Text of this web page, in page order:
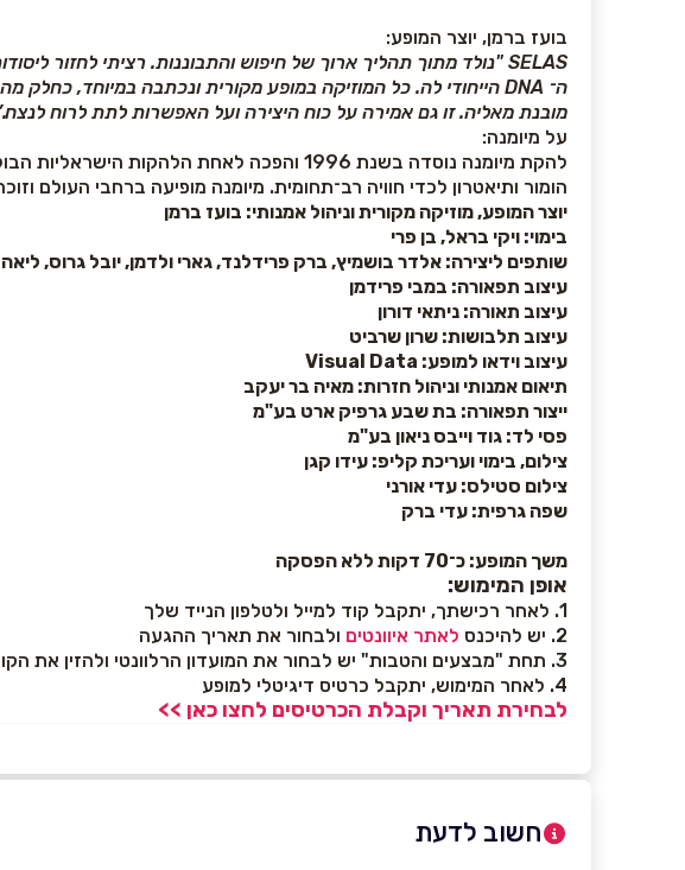
בועז ברמן, יוצר המופע:
SELAS " נולד מתוך תהליך ארוך של חיפוש והתבוננות. רציתי לחזור
ה־ DNA הייחודי לה. כל המוזיקה במופע מקורית ונכתבה במיוחד, כחלק
מובנת מאליה. זו גם אמירה על כוח היצירה ועל האפשרות לתת לרוח לנצח
על מיומנה:
להקת מיומנה נוסדה בשנת 1996 והפכה לאחת
הומור ותיאטרון לכדי חוויה רב־תחומית. מיומנה מופיעה ברחבי
יוצר המופע, מוזיקה מקורית וניהול אמנותי: בועז ברמן
בימוי: ויקי בראל, בן פרי
שותפים ליצירה: אלדר בושמיץ, ברק פרידלנד, גארי ולדמן, יובל גרוס,
עיצוב תפאורה: במבי פרידמן
עיצוב תאורה: ניתאי דורון
עיצוב תלבושות: שרון שרביט
עיצוב וידאו למופע: Visual Data
תיאום אמנותי וניהול חזרות: מאיה בר יעקב
ייצור תפאורה: בת שבע גרפיק ארט בע"מ
פסי לד: גוד וייבס ניאון בע"מ
צילום, בימוי ועריכת קליפ: עידו קגן
צילום סטילס: עדי אורני
שפה גרפית: עדי ברק
משך המופע: כ־70 דקות ללא הפסקה
אופן המימוש:
1. לאחר רכישתך, יתקבל קוד למייל ולטלפון הנייד שלך
2. יש להיכנס
לאתר איוונטים ולבחור את תאריך ההגעה
3. תחת "מבצעים והטבות" יש לבחור את המועדון הרלוונטי ולהזין את הקוד שהתקבל
4. לאחר המימוש, יתקבל כרטיס דיגיטלי למופע
לבחירת תאריך וקבלת הכרטיסים לחצו כאן >>
חשוב לדעת